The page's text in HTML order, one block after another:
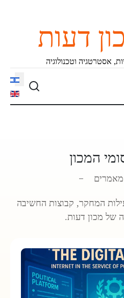
דעות
אסטרטגיה וטכנולוגיה
המכון
המחקר, קבוצות החשיבה
של מכון דעות.